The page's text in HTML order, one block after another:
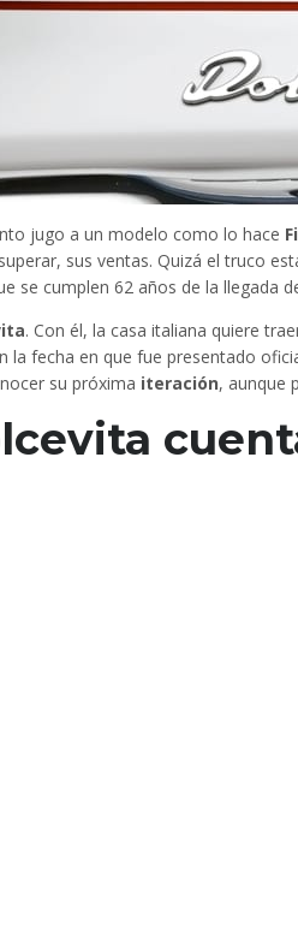
jugo a un modelo como lo hace
sus ventas. Quizá el truco
se cumplen 62 años de la llegada
. Con él, la casa italiana quiere
la fecha en que fue presentado
su próxima iteración, aunque